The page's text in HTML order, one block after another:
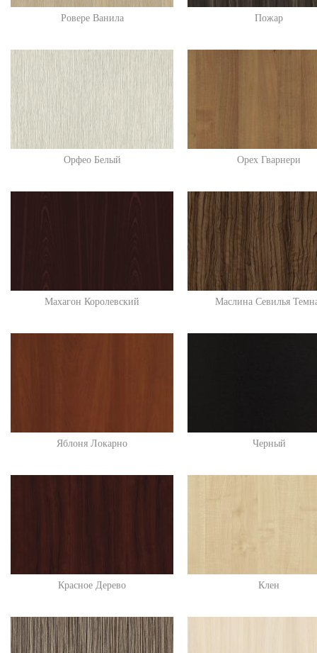
Ровере Ванила Пожар
Орфео Белый Орех Гварнери
Махагон Королевский Маслина Севилья
Яблоня Локарно Черный
Красное Дерево Клен